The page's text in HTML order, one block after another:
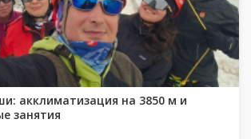
акклиматизация на 3850 м и
занятия